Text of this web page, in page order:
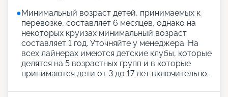
●Минимальный возраст детей, принимаемых к
перевозке, составляет 6 месяцев, однако на
некоторых круизах минимальный возраст
составляет 1 год. Уточняйте у менеджера. На
всех лайнерах имеются детские клубы, которые
делятся на 5 возрастных групп и в которые
принимаются дети от 3 до 17 лет включительно.